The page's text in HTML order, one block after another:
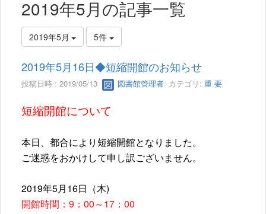
2019年5月の記事一覧
2019年5月 5件
2019年5月16日◆短縮開館のお知らせ
投稿日時 : 2019/05/13 図書館管理者 カテゴリ: 重 要
短縮開館について
本日、都合により短縮開館となりました。
ご迷惑をおかけして申し訳ございません。
2019年5月16日（木)
開館時間：9：00～17：00